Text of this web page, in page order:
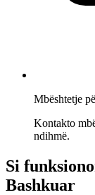
Mbështetje
Kontakto
ndihmë.
Si
Bashkuar